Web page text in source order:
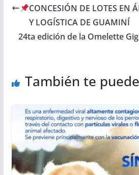
CONCESIÓN DE LOTES EN
Y LOGÍSTICA DE GUAMINÍ
24ta edición de la Omelette
También te